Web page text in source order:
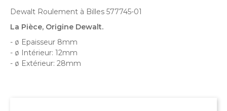
Dewalt Roulement à Billes 577745-01
La Pièce, Origine Dewalt .
- ø Epaisseur 8mm
- ø Intérieur: 12mm
- ø Extérieur: 28mm